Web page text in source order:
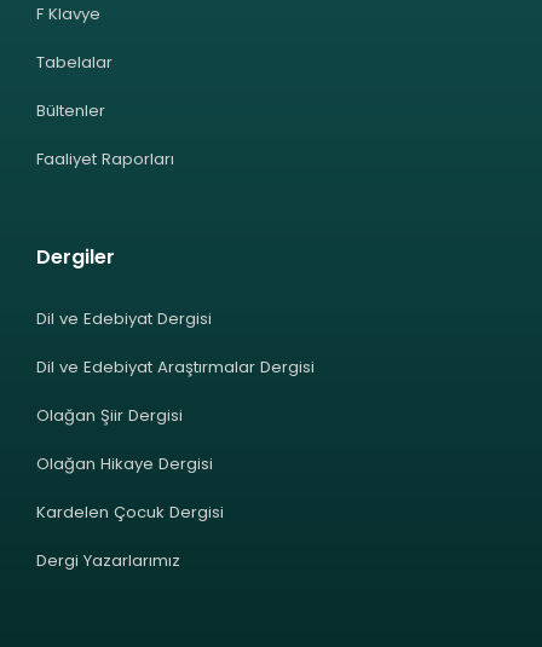
F Klavye
Tabelalar
Bültenler
Faaliyet Raporları
Dergiler
Dil ve Edebiyat Dergisi
Dil ve Edebiyat Araştırmalar Dergisi
Olağan Şiir Dergisi
Olağan Hikaye Dergisi
Kardelen Çocuk Dergisi
Dergi Yazarlarımız